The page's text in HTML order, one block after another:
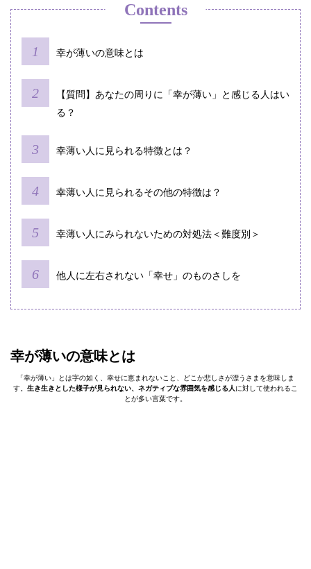
Contents
幸が薄いの意味とは
【質問】あなたの周りに「幸が薄い」と感じる人はい
る？
幸薄い人に見られる特徴とは？
幸薄い人に見られるその他の特徴は？
幸薄い人にみられないための対処法＜難度別＞
他人に左右されない「幸せ」のものさしを
幸が薄いの意味とは
「幸が薄い」とは字の如く、幸せに恵まれないこと、どこか悲しさが漂うさまを意味しま
す。 生き生きとした様子が見られない、ネガティブな雰囲気を感じる人 に対して使われるこ
とが多い言葉です。